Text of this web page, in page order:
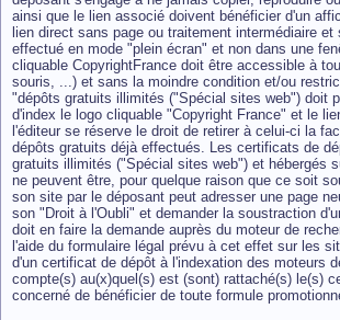
ainsi que le lien associé doivent bénéficier d'un
lien direct sans page ou traitement intermédiaire
effectué en mode "plein écran" et non dans une
cliquable CopyrightFrance doit être accessible à
souris, ...) et sans la moindre condition et/ou
"dépôts gratuits illimités ("Spécial sites web") doit
d'index le logo cliquable "Copyright France" et le
l'éditeur se réserve le droit de retirer à celui-ci la
dépôts gratuits déjà effectués. Les certificats de
gratuits illimités ("Spécial sites web") et hébergés
ne peuvent être, pour quelque raison que ce soit
son site par le déposant peut adresser une page
son "Droit à l'Oubli" et demander la soustraction
doit en faire la demande auprès du moteur de
l'aide du formulaire légal prévu à cet effet sur les
d'un certificat de dépôt à l'indexation des moteurs
compte(s) au(x)quel(s) est (sont) rattaché(s) le(s)
concerné de bénéficier de toute formule